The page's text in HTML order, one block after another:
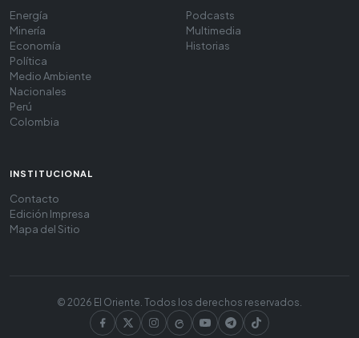
Energía
Minería
Economía
Política
Medio Ambiente
Nacionales
Perú
Colombia
Podcasts
Multimedia
Historias
INSTITUCIONAL
Contacto
Edición Impresa
Mapa del Sitio
© 2026 El Oriente. Todos los derechos reservados.